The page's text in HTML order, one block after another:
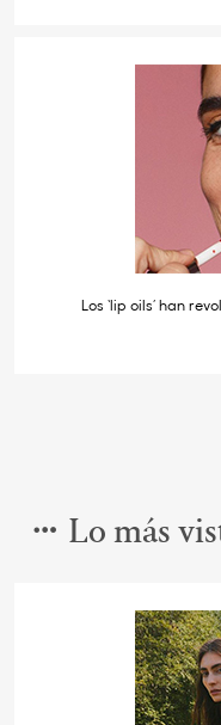
Los ‘lip oils’ han
Lo más